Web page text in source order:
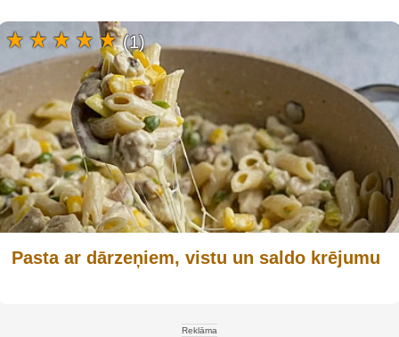
Pasta ar dārzeņiem, vistu un saldo krējumu
(1)
Reklāma